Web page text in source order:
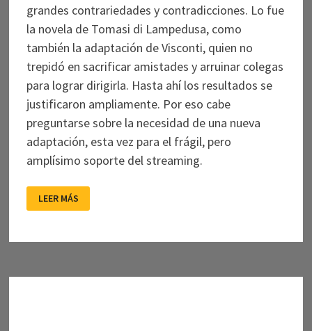
grandes contrariedades y contradicciones. Lo fue
la novela de Tomasi di Lampedusa, como
también la adaptación de Visconti, quien no
trepidó en sacrificar amistades y arruinar colegas
para lograr dirigirla. Hasta ahí los resultados se
justificaron ampliamente. Por eso cabe
preguntarse sobre la necesidad de una nueva
adaptación, esta vez para el frágil, pero
amplísimo soporte del streaming.
GATOS
PARDOS,
LEER MÁS